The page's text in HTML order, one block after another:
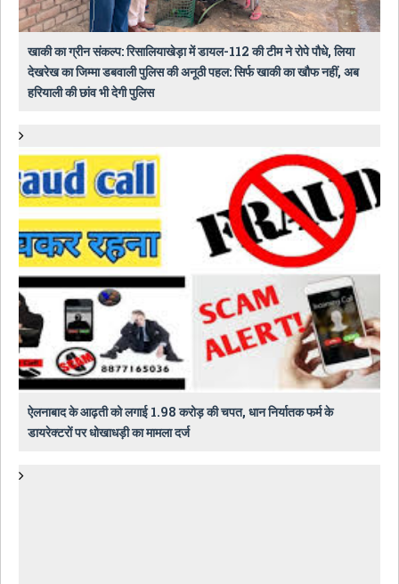
खाकी का ग्रीन संकल्प: रिसालियाखेड़ा में डायल-112 की टीम ने रोपे पौधे, लिया
देखरेख का जिम्मा डबवाली पुलिस की अनूठी पहल: सिर्फ खाकी का खौफ नहीं, अब
हरियाली की छांव भी देगी पुलिस
ऐलनाबाद के आढ़ती को लगाई 1.98 करोड़ की चपत, धान निर्यातक फर्म के
डायरेक्टरों पर धोखाधड़ी का मामला दर्ज